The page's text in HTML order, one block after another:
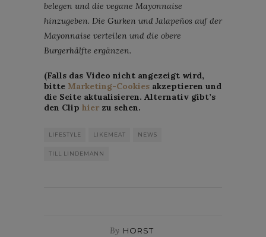
belegen und die vegane Mayonnaise
hinzugeben. Die Gurken und Jalapeños auf der
Mayonnaise verteilen und die obere
Burgerhälfte ergänzen.
(Falls das Video nicht angezeigt wird,
bitte Marketing-Cookies akzeptieren und
die Seite aktualisieren. Alternativ gibt’s
den Clip hier zu sehen.
LIFESTYLE LIKEMEAT NEWS
TILL LINDEMANN
By HORST